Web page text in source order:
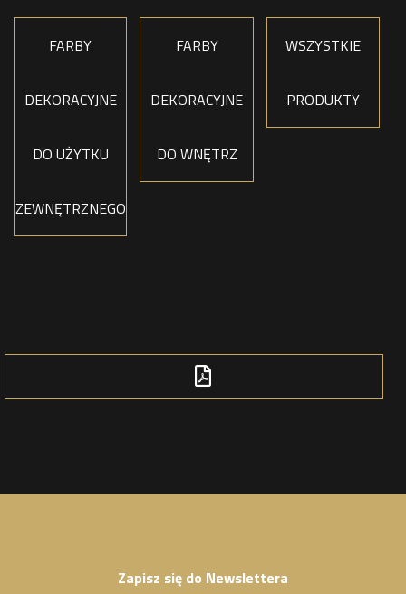
FARBY
DEKORACYJNE
DO UŻYTKU
ZEWNĘTRZNEGO
FARBY
DEKORACYJNE
DO WNĘTRZ
WSZYSTKIE
PRODUKTY
Zapisz się do Newslettera